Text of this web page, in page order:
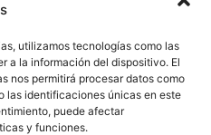
utilizamos tecnologías como las
a la información del dispositivo. El
nos permitirá procesar datos como
las identificaciones únicas en este
puede afectar
y funciones.
acomete la propia
o parcialmente,
la